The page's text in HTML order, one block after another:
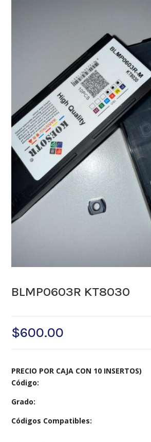
BLMP0603R KT8030
$600.00
PRECIO POR CAJA CON 10 INSERTOS)
Código:
Grado:
Códigos Compatibles: